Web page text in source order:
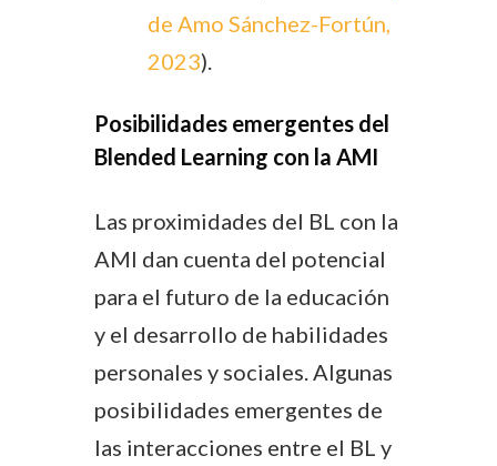
de Amo Sánchez-Fortún,
2023).
Posibilidades emergentes del
Blended Learning con la AMI
Las proximidades del BL con la
AMI dan cuenta del potencial
para el futuro de la educación
y el desarrollo de habilidades
personales y sociales. Algunas
posibilidades emergentes de
las interacciones entre el BL y